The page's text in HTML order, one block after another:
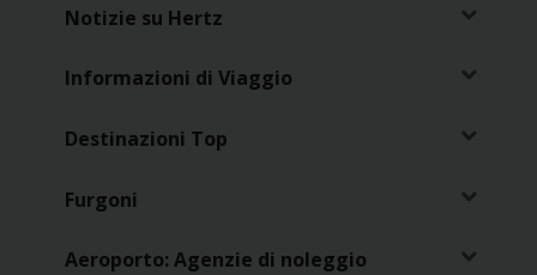
Notizie su Hertz
Informazioni di Viaggio
Destinazioni Top
Furgoni
Aeroporto: Agenzie di noleggio